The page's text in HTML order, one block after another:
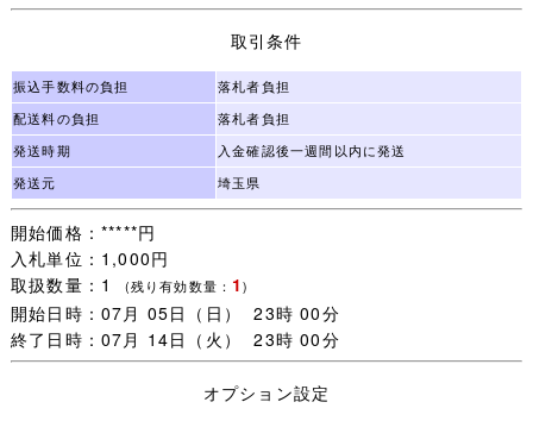
素材 アクリル 70％ 毛 30％ 袖先小うすよごれ
冬スカート：W表示69 W最大値70cm 総丈52cm 24本箱ヒ
ダ
夏スカート：W表示69 W最大値70cm 総丈52cm 24本箱ヒ
ダ ベルト一部小スレ
・お手数ですが下記を全てお読みいただき、ご入札＝ご了
承いただいたこととさせていただきます。
・日々学校生活に使われた制服なので、着用できないほど
の汚れやダメージ以外は記載していません、写真を優先し
取引条件
振込手数料の負担 落札者負担
配送料の負担 落札者負担
発送時期 入金確認後一週間以内に発送
発送元 埼玉県
開始価格：*****円
入札単位：1,000円
取扱数量：1
(残り有効数量： 1)
開始日時：07月 05日（日） 23時 00分
終了日時：07月 14日（火） 23時 00分
オプション設定